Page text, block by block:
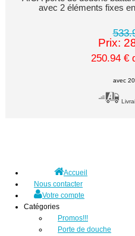
avec 2 éléments fixes
Prix:
250.94 €
Accueil
Nous contacter
Votre compte
Catégories
Promos!!!
Porte de douche